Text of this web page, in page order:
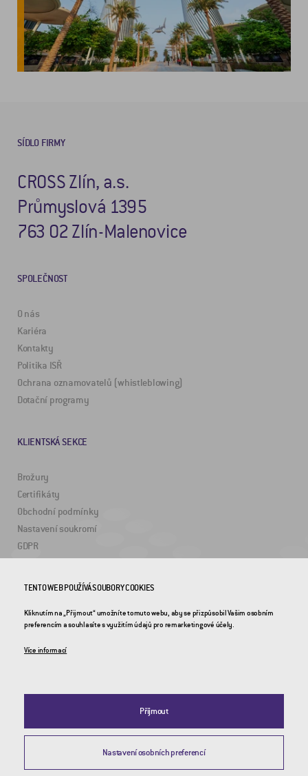
SÍDLO FIRMY
CROSS Zlín, a.s.
Průmyslová 1395
763 02 Zlín-Malenovice
SPOLEČNOST
O nás
Kariéra
Kontakty
Politika ISŘ
Ochrana oznamovatelů (whistleblowing)
Dotační programy
KLIENTSKÁ SEKCE
Brožury
Certifikáty
Obchodní podmínky
Nastavení soukromí
GDPR
ZAJÍMAVÉ ODKAZY
2DRoad
TENTO WEB POUŽÍVÁ SOUBORY COOKIES
Kliknutím na „Přijmout“ umožníte tomuto webu, aby se přizpůsobil Vašim osobním
preferencím a souhlasíte s využitím údajů pro remarketingové účely.
Více informací
Přijmout
Nastavení osobních preferencí